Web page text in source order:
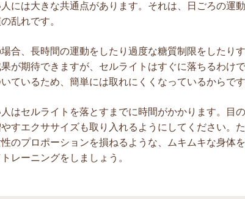
には大きな共通点があります。それは、日ごろの運
乱れです。
合、長時間の運動をしたり過度な糖質制限をしたりす
が期待できますが、セルライトはすぐに落ちるわけで
ているため、簡単には取れにくくなっているからです
はセルライトを落とすまでに時間がかかります。目
すエクササイズも取り入れるようにしてください。
のプロポーションを損ねるような、ムキムキな身体
レーニングをしましょう。